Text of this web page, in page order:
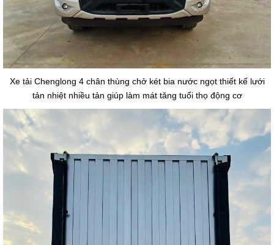
Xe tải Chenglong 4 chân thùng chở két bia nước ngọt thiết kế lưới
tản nhiệt nhiều tản giúp làm mát tăng tuổi thọ động cơ